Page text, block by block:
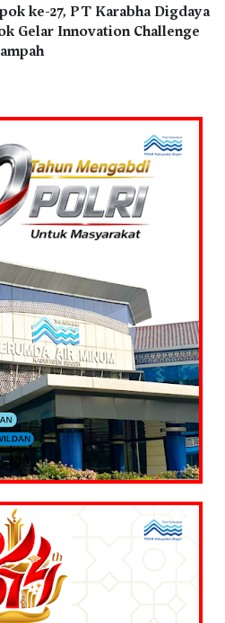
ke-27, PT Karabha Digdaya
Gelar Innovation Challenge